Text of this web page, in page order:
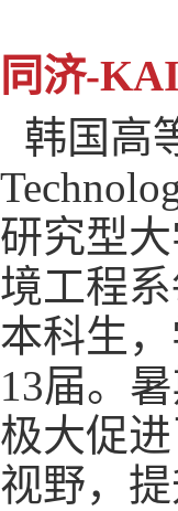
同济-
韩国高
研究型
境工程
本科生
13届。
极大促
视野，